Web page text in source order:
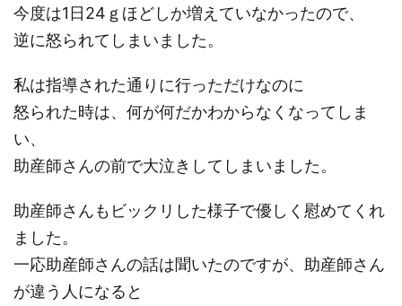
今度は1日24ｇほどしか増えていなかったので、
逆に怒られてしまいました。
私は指導された通りに行っただけなのに
怒られた時は、何が何だかわからなくなってしま
い、
助産師さんの前で大泣きしてしまいました。
助産師さんもビックリした様子で優しく慰めてくれ
ました。
一応助産師さんの話は聞いたのですが、助産師さん
が違う人になると